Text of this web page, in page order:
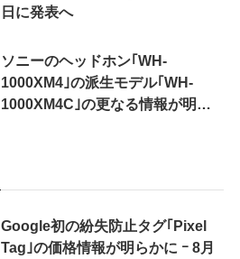
日に発表へ
ソニーのヘッドホン｢WH-
1000XM4｣の派生モデル｢WH-
1000XM4C｣の更なる情報が明ら
Google初の紛失防止タグ｢Pixel
Tag｣の価格情報が明らかに ｰ 8月